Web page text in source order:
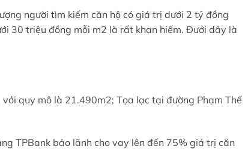
người tìm kiếm căn hộ có giá trị dưới 2 tỷ đồng
30 triệu đồng mỗi m2 là rất khan hiếm. Đưới dây là
quy mô là 21.490m2; Tọa lạc tại đường Phạm Thế
TPBank bảo lãnh cho vay lên đến 75% giá trị căn